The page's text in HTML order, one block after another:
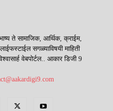
ते सामाजिक, आर्थिक, क्राईम,
सगळ्याविषयी माहिती
वेबपोर्टल.. आकार डिजी 9